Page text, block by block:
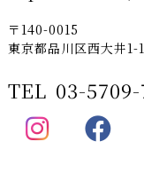
〒140-0015
東京都品川区西大井1-
TEL 03-